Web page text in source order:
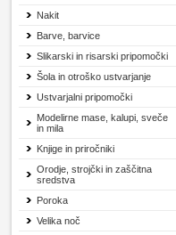
Nakit
Barve, barvice
Slikarski in risarski pripomočki
Šola in otroško ustvarjanje
Ustvarjalni pripomočki
Modelirne mase, kalupi, sveče
in mila
Knjige in priročniki
Orodje, strojčki in zaščitna
sredstva
Poroka
Velika noč